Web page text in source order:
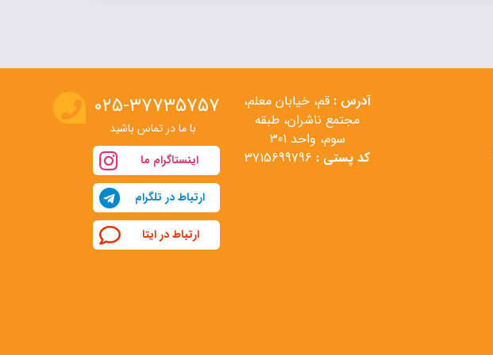
آدرس : قم، خیابان معلم،
مجتمع ناشران، طبقه
سوم، واحد 301
کد پستی :
۰۲۵-۳۷۷۳۵۷۵۷
با ما در تماس باشید
اینستاگرام ما
ارتباط در تلگرام
ارتباط در ایتا